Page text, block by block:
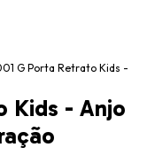
G Porta Retrato Kids -
Kids - Anjo